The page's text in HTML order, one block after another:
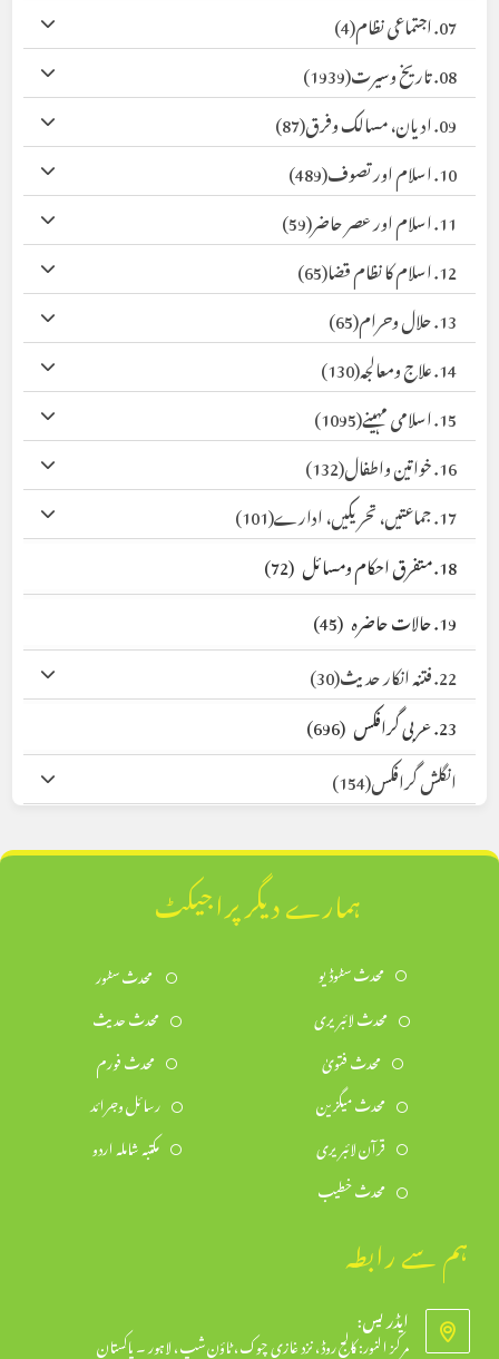
07. اجتماعی نظام
(4)
08. تاریخ وسیرت
(1939)
09. ادیان، مسالک وفرق
(87)
10. اسلام اور تصوف
(489)
11. اسلام اور عصر حاضر
(59)
12. اسلام کا نظام قضا
(65)
13. حلال وحرام
(65)
14. علاج ومعالجہ
(130)
15. اسلامی مہینے
(1095)
16. خواتین واطفال
(132)
17. جماعتیں، تحریکیں، ادارے
(101)
18. متفرق احکام ومسائل
(72)
19. حالات حاضرہ
(45)
22. فتنہ انکار حدیث
(30)
23. عربی گرافکس
(696)
انگلش گرافکس(154)
ہمارے دیگر پراجیکٹ
محدث سٹوڈیو
محدث سٹور
محدث لائبریری
محدث حدیث
محدث فتویٰ
محدث فورم
محدث میگزین
رسائل وجرائد
قرآن لائبریری
مکتبہ شاملہ اردو
محدث خطیب
ہم سے رابطہ
ایڈریس:
مرکز النور: کالج روڈ، نزد غازی چوک، ٹاؤن شپ، لاہور ۔ پاکستان